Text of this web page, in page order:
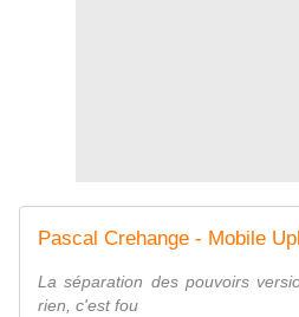
Pascal Crehange - Mobile
La séparation des pouvoirs
rien, c'est fou